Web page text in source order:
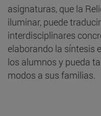
asignaturas, que la
iluminar, puede
interdisciplinares
elaborando la síntesis
los alumnos y pueda
modos a sus familias.